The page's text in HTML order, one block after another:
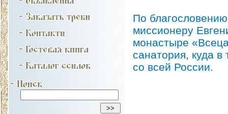
По
миссионеру
монастыре
санатория, куда
со всей России.